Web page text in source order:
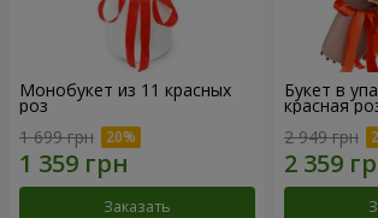
Монобукет из 11 красных
роз
1 699 грн
Заказать
Букет в
красная
2 949 грн